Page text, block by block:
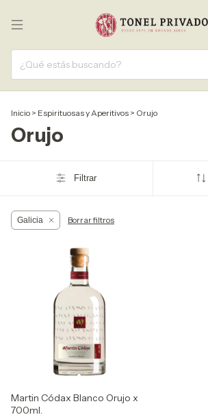
Inicio > Espirituosas y Aperitivos > Orujo
Orujo
Filtrar
Galicia Borrar filtros
Martin Códax Blanco Orujo x
700ml.